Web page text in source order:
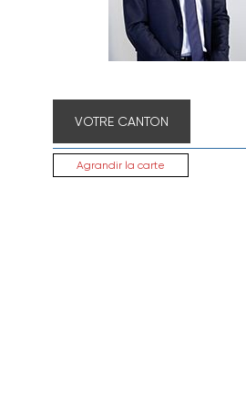
VOTRE CANTON
Agrandir la carte